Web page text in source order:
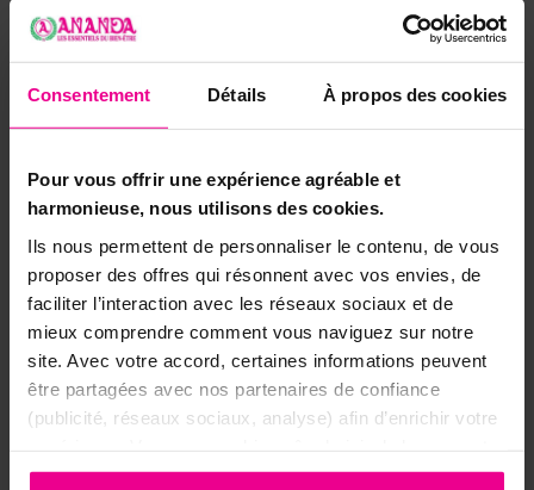
Consentement Détails À propos des cookies
Pour vous offrir une expérience agréable et
harmonieuse, nous utilisons des cookies.
Ils nous permettent de personnaliser le contenu, de vous
proposer des offres qui résonnent avec vos envies, de
faciliter l’interaction avec les réseaux sociaux et de
mieux comprendre comment vous naviguez sur notre
site. Avec votre accord, certaines informations peuvent
être partagées avec nos partenaires de confiance
(publicité, réseaux sociaux, analyse) afin d’enrichir votre
ou de les refuser.
▸ Dans une
rencontres et rendez-vous où l'on
souhaite rayonner et être à son avantage
pour créer un environnement vibratoire
propice à l'amour, à la tendresse et à
l'harmonie dans les relations proches
▸ Sur unautel avec une bougie rose ou
rougelors de rituels d'intention
amoureuse, d'attraction ou d'ouverture du
chakra du cœur
▸ Offert encadeau à un être chercomme
symbole d'amour sincère ou de soutien